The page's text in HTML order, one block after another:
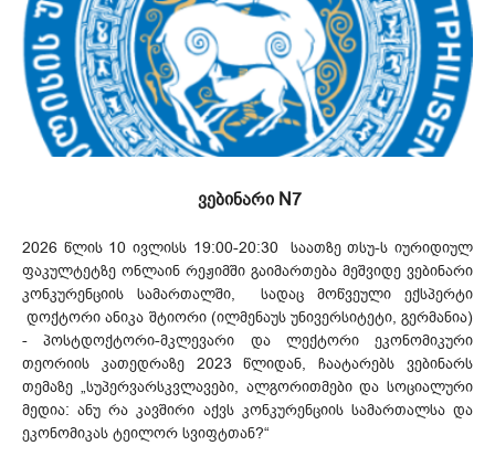
ვებინარი N7
2026 წლის 10 ივლისს 19:00-20:30 საათზე თსუ-ს იურიდიულ
ფაკულტეტზე ონლაინ რეჟიმში გაიმართება მეშვიდე ვებინარი
კონკურენციის სამართალში, სადაც მოწვეული ექსპერტი
დოქტორი ანიკა შტიორი (ილმენაუს უნივერსიტეტი, გერმანია)
- პოსტდოქტორი-მკლევარი და ლექტორი ეკონომიკური
თეორიის კათედრაზე 2023 წლიდან, ჩაატარებს ვებინარს
თემაზე „სუპერვარსკვლავები, ალგორითმები და სოციალური
მედია: ანუ რა კავშირი აქვს კონკურენციის სამართალსა და
ეკონომიკას ტეილორ სვიფტთან?“